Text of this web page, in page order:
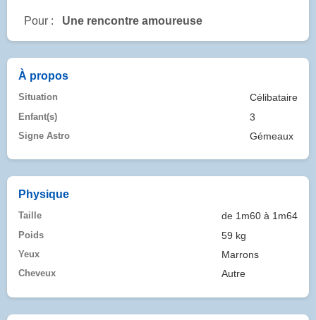
Pour : Une rencontre amoureuse
À propos
Situation Célibataire
Enfant(s) 3
Signe Astro Gémeaux
Physique
Taille de 1m60 à 1m64
Poids 59 kg
Yeux Marrons
Cheveux Autre